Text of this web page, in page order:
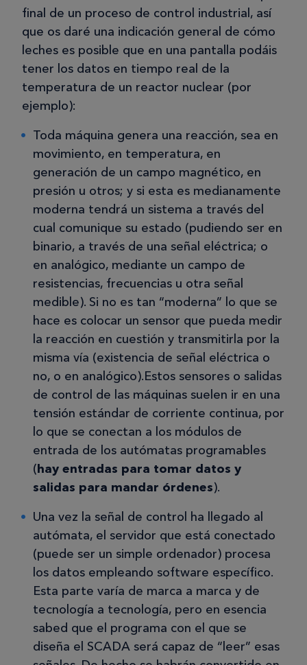
final de un proceso de control industrial, así
que os daré una indicación general de cómo
leches es posible que en una pantalla podáis
tener los datos en tiempo real de la
temperatura de un reactor nuclear (por
ejemplo):
Toda máquina genera una reacción, sea en
movimiento, en temperatura, en
generación de un campo magnético, en
presión u otros; y si esta es medianamente
moderna tendrá un sistema a través del
cual comunique su estado (pudiendo ser en
binario, a través de una señal eléctrica; o
en analógico, mediante un campo de
resistencias, frecuencias u otra señal
medible). Si no es tan “moderna” lo que se
hace es colocar un sensor que pueda medir
la reacción en cuestión y transmitirla por la
misma vía (existencia de señal eléctrica o
no, o en analógico).Estos sensores o salidas
de control de las máquinas suelen ir en una
tensión estándar de corriente continua, por
lo que se conectan a los módulos de
entrada de los autómatas programables
(hay entradas para tomar datos y
salidas para mandar órdenes).
Una vez la señal de control ha llegado al
autómata, el servidor que está conectado
(puede ser un simple ordenador) procesa
los datos empleando software específico.
Esta parte varía de marca a marca y de
tecnología a tecnología, pero en esencia
sabed que el programa con el que se
diseña el SCADA será capaz de “leer” esas